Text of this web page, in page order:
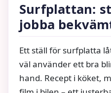
Surfplattan:
jobba
Ett ställ för surfplatta
väl använder ett bra
hand. Recept i köket,